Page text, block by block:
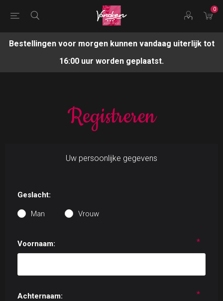
0
Bestellingen voor morgen kunnen vandaag uiterlijk tot
16:00 uur worden geplaatst.
Registreren
Uw persoonlijke gegevens
Geslacht:
Man Vrouw
Voornaam: *
Achternaam: *